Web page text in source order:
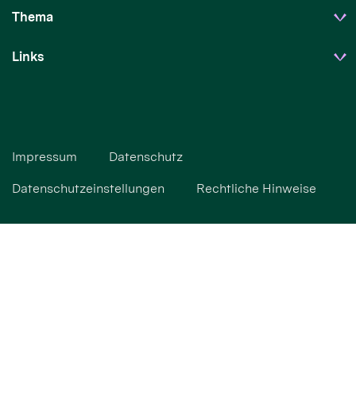
Thema
Links
Impressum Datenschutz
Datenschutzeinstellungen Rechtliche Hinweise